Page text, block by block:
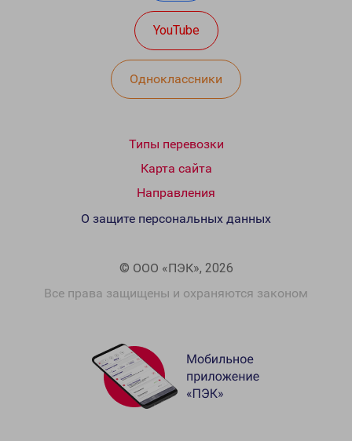
YouTube
Одноклассники
Типы перевозки
Карта сайта
Направления
© ООО «ПЭК», 2026
Все права защищены и охраняются законом
О защите персональных данных